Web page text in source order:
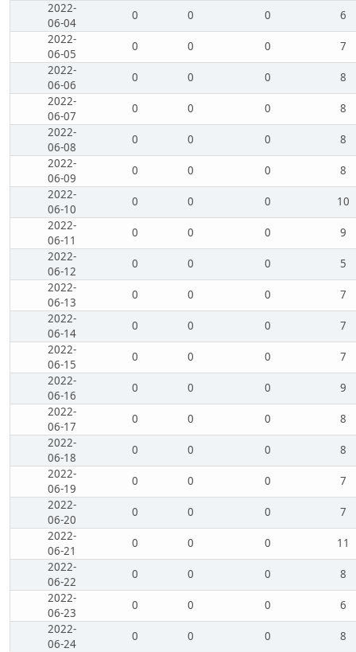
2022-
06-04
0 0 0
6
2022-
06-05
0 0 0
7
2022-
06-06
0 0 0
8
2022-
06-07
0 0 0
8
2022-
06-08
0 0 0
8
2022-
06-09
0 0 0
8
2022-
06-10
0 0 0
10
2022-
06-11
0 0 0
9
2022-
06-12
0 0 0
5
2022-
06-13
0 0 0
7
2022-
06-14
0 0 0
7
2022-
06-15
0 0 0
7
2022-
06-16
0 0 0
9
2022-
06-17
0 0 0
8
2022-
06-18
0 0 0
8
2022-
06-19
0 0 0
7
2022-
06-20
0 0 0
7
2022-
06-21
0 0 0
11
2022-
06-22
0 0 0
8
2022-
06-23
0 0 0
6
2022-
06-24
0 0 0
8